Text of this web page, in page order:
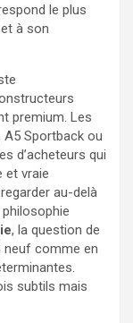
le plus
à son
premium. Les
A5 Sportback ou
d’acheteurs qui
et vraie
au-delà
, la question de
neuf comme en
subtils mais